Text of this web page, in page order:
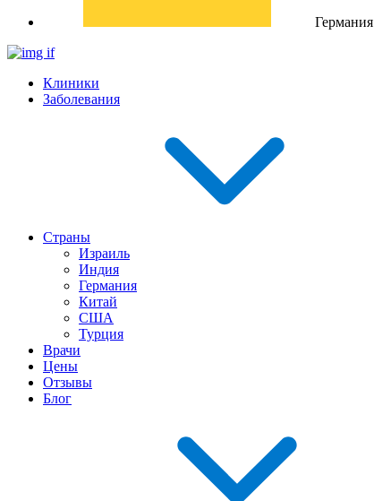
Германия
Клиники
Заболевания
Страны
Израиль
Индия
Германия
Китай
США
Турция
Врачи
Цены
Отзывы
Блог